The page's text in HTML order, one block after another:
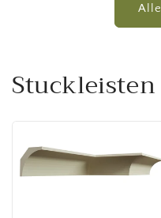
Stuckleisten